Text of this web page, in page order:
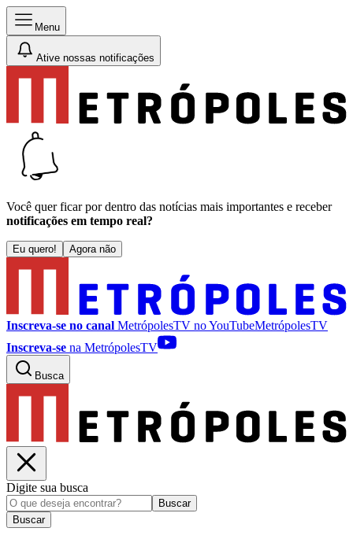
Menu
Ative nossas notificações
Você quer ficar por dentro das notícias mais importantes e receber
notificações em tempo real?
Eu quero! Agora não
Inscreva-se no canal MetrópolesTV noYouTubeMetrópolesTV
Inscreva-se na MetrópolesTV
Busca
Digite sua busca
Buscar
Buscar